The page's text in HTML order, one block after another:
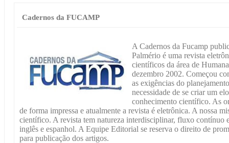
Cadernos da FUCAMP
A Cadernos da Fucamp
Palmério é uma revista
científicos da área de
dezembro 2002. Começou
as exigências do
necessidade de se criar um
conhecimento científico. As
de forma impressa e atualmente a revista é eletrônica. A nossa
científico. A revista tem natureza interdisciplinar, fluxo contínuo
inglês e espanhol. A Equipe Editorial se reserva o direito de
para publicação dos artigos.